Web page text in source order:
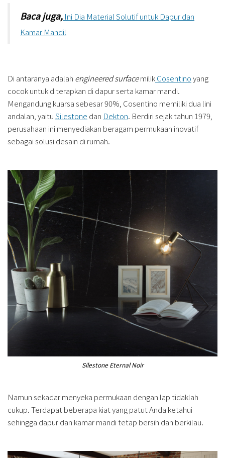
Baca juga, Ini Dia Material Solutif untuk Dapur dan
Kamar Mandi!
Di antaranya adalah engineered surfacemilikCosentinoyang
cocok untuk diterapkan di dapur serta kamar mandi.
Mengandung kuarsa sebesar 90%, Cosentino memiliki dua lini
andalan, yaituSilestone dan Dekton. Berdiri sejak tahun 1979,
perusahaan ini menyediakan beragam permukaan inovatif
sebagai solusi desain di rumah.
Silestone Eternal Noir
Namun sekadar menyeka permukaan dengan lap tidaklah
cukup. Terdapat beberapa kiat yang patut Anda ketahui
sehingga dapur dan kamar mandi tetap bersih dan berkilau.